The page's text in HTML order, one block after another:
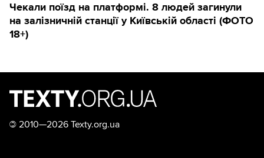
Чекали поїзд на платформі. 8 людей загинули
на залізничній станції у Київській області (ФОТО
18+)
© 2010—2026 Texty.org.ua